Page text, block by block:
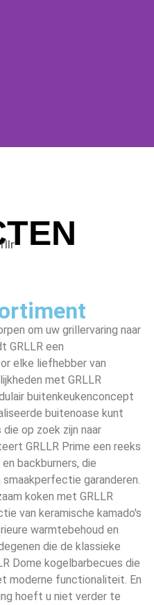
van de beste
samengesteld. Van
tot een complete
het volledige
nog met grillen.
om uw grillervaring naar
GRLLR een
elke liefhebber van
met GRLLR
buitenkeukenconcept
buitenoase kunt
op zoek zijn naar
GRLLR Prime een reeks
backburners, die
garanderen.
koken met GRLLR
van keramische kamado's
warmtebehoud en
die de klassieke
Dome kogelbarbecues die
moderne functionaliteit. En
hoeft u niet verder te